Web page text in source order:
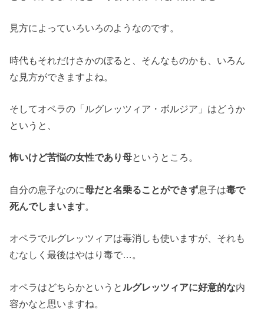
見方によっていろいろのようなのです。
時代もそれだけさかのぼると、そんなものかも、いろん
な見方ができますよね。
そしてオペラの「ルグレッツィア・ボルジア」はどうか
というと、
怖いけど苦悩の女性であり母というところ。
自分の息子なのに母だと名乗ることができず息子は毒で
死んでしまいます。
オペラでルグレッツィアは毒消しも使いますが、それも
むなしく最後はやはり毒で…。
オペラはどちらかというと ルグレッツィアに好意的な内
容かなと思いますね。